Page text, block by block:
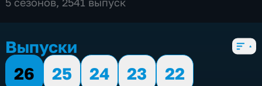
Выпуски
26
25 24 23
22